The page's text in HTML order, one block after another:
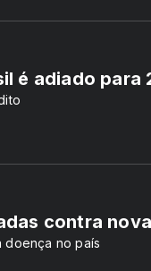
é adiado para
contra
doença no país